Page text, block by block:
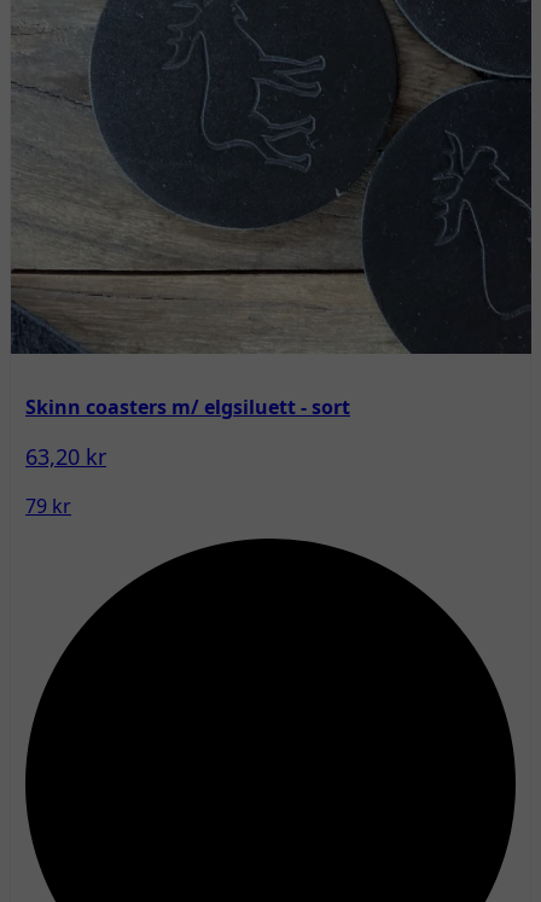
Skinn coasters m/ elgsiluett - sort
63,20 kr
79 kr